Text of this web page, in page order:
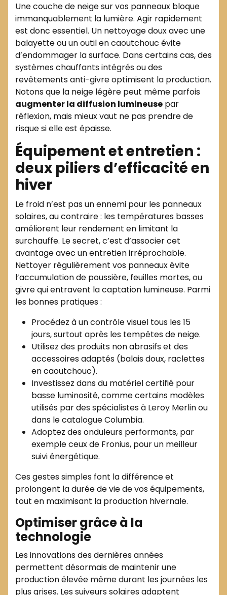
Une couche de neige sur vos panneaux bloque
immanquablement la lumière. Agir rapidement
est donc essentiel. Un nettoyage doux avec une
balayette ou un outil en caoutchouc évite
d’endommager la surface. Dans certains cas, des
systèmes chauffants intégrés ou des
revêtements anti-givre optimisent la production.
Notons que la neige légère peut même parfois
augmenter la diffusion lumineuse par
réflexion, mais mieux vaut ne pas prendre de
risque si elle est épaisse.
Équipement et entretien :
deux piliers d’efficacité en
hiver
Le froid n’est pas un ennemi pour les panneaux
solaires, au contraire : les températures basses
améliorent leur rendement en limitant la
surchauffe. Le secret, c’est d’associer cet
avantage avec un entretien irréprochable.
Nettoyer régulièrement vos panneaux évite
l’accumulation de poussière, feuilles mortes, ou
givre qui entravent la captation lumineuse. Parmi
les bonnes pratiques :
Procédez à un contrôle visuel tous les 15
jours, surtout après les tempêtes de neige.
Utilisez des produits non abrasifs et des
accessoires adaptés (balais doux, raclettes
en caoutchouc).
Investissez dans du matériel certifié pour
basse luminosité, comme certains modèles
utilisés par des spécialistes à Leroy Merlin ou
dans le catalogue Columbia.
Adoptez des onduleurs performants, par
exemple ceux de Fronius, pour un meilleur
suivi énergétique.
Ces gestes simples font la différence et
prolongent la durée de vie de vos équipements,
tout en maximisant la production hivernale.
Optimiser grâce à la
technologie
Les innovations des dernières années
permettent désormais de maintenir une
production élevée même durant les journées les
plus grises. Les suiveurs solaires adaptent